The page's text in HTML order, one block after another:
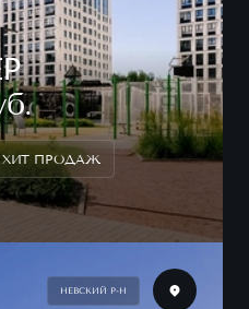
ХИТ ПРОДАЖ
НЕВСКИЙ Р-Н